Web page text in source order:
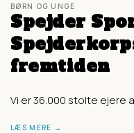
BØRN OG UNGE
Spejder
fremtiden
Vi er 36.000 stolte ejere
LÆS MERE